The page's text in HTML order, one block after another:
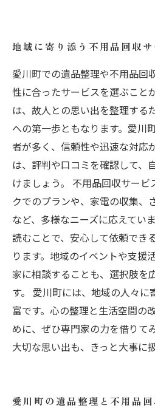
地域に寄り添う不用品回収
愛川町での遺品整理や不用品回
性に合ったサービスを選ぶこと
は、故人との思い出を整理する
への第一歩ともなります。愛川
者が多く、信頼性や迅速な対応
は、評判や口コミを確認して、
けましょう。 不用品回収サー
クでのプランや、家電の収集、
など、多様なニーズに応えてい
読むことで、安心して依頼でき
ります。地域のイベントや支援
家に相談することも、選択肢を
す。 愛川町には、地域の人々
富です。心の整理と生活空間の
めに、ぜひ専門家の力を借りて
大切な思い出も、きっと大事に
愛川町の遺品整理と不用品